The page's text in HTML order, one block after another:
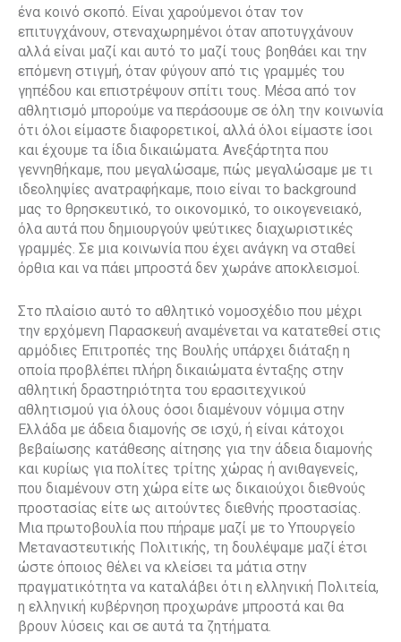
ένα κοινό σκοπό. Είναι χαρούμενοι όταν τον
επιτυγχάνουν, στεναχωρημένοι όταν αποτυγχάνουν
αλλά είναι μαζί και αυτό το μαζί τους βοηθάει και την
επόμενη στιγμή, όταν φύγουν από τις γραμμές του
γηπέδου και επιστρέψουν σπίτι τους. Μέσα από τον
αθλητισμό μπορούμε να περάσουμε σε όλη την κοινωνία
ότι όλοι είμαστε διαφορετικοί, αλλά όλοι είμαστε ίσοι
και έχουμε τα ίδια δικαιώματα. Ανεξάρτητα που
γεννηθήκαμε, που μεγαλώσαμε, πώς μεγαλώσαμε με τι
ιδεοληψίες ανατραφήκαμε, ποιο είναι το background
μας το θρησκευτικό, το οικονομικό, το οικογενειακό,
όλα αυτά που δημιουργούν ψεύτικες διαχωριστικές
γραμμές. Σε μια κοινωνία που έχει ανάγκη να σταθεί
όρθια και να πάει μπροστά δεν χωράνε αποκλεισμοί.
Στο πλαίσιο αυτό το αθλητικό νομοσχέδιο που μέχρι
την ερχόμενη Παρασκευή αναμένεται να κατατεθεί στις
αρμόδιες Επιτροπές της Βουλής υπάρχει διάταξη η
οποία προβλέπει πλήρη δικαιώματα ένταξης στην
αθλητική δραστηριότητα του ερασιτεχνικού
αθλητισμού για όλους όσοι διαμένουν νόμιμα στην
Ελλάδα με άδεια διαμονής σε ισχύ, ή είναι κάτοχοι
βεβαίωσης κατάθεσης αίτησης για την άδεια διαμονής
και κυρίως για πολίτες τρίτης χώρας ή ανιθαγενείς,
που διαμένουν στη χώρα είτε ως δικαιούχοι διεθνούς
προστασίας είτε ως αιτούντες διεθνής προστασίας.
Μια πρωτοβουλία που πήραμε μαζί με το Υπουργείο
Μεταναστευτικής Πολιτικής, τη δουλέψαμε μαζί έτσι
ώστε όποιος θέλει να κλείσει τα μάτια στην
πραγματικότητα να καταλάβει ότι η ελληνική Πολιτεία,
η ελληνική κυβέρνηση προχωράνε μπροστά και θα
βρουν λύσεις και σε αυτά τα ζητήματα.